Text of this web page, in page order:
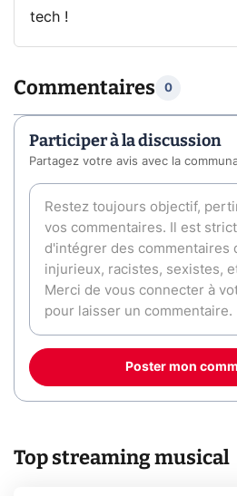
tech !
Commentaires 0
Participer à la discussion
Partagez votre avis avec la
Poster mon
Top streaming musical